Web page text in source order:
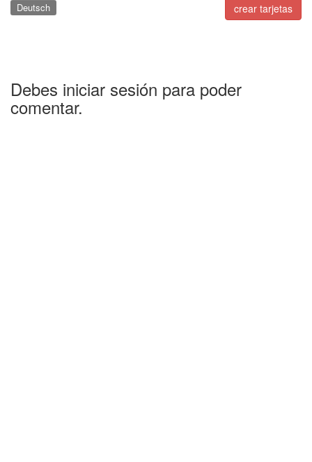
crear tarjetas
Deutsch
Debes iniciar sesión para poder
comentar.